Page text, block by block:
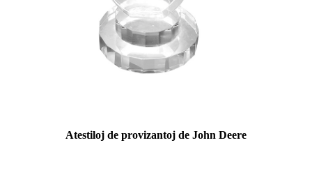
Atestiloj de provizantoj de John Deere